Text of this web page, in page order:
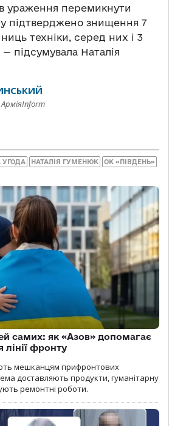
ураження перемикнути
підтверджено знищення 7
техніки, серед них і 3
підсумувала Наталія
УГОДА НАТАЛІЯ ГУМЕНЮК ОК «ПІВДЕНЬ»
самих: як «Азов» допомагає
лінії фронту
мешканцям прифронтових
доставляють продукти, гуманітарну
ремонтні роботи.